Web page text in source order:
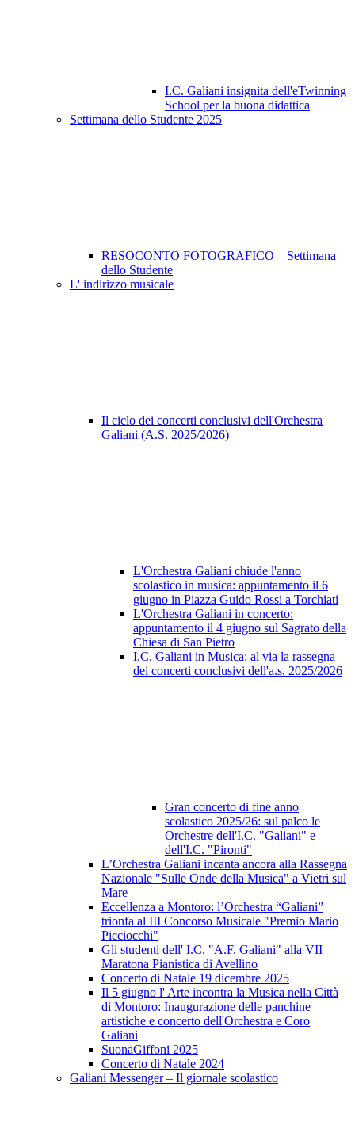
I.C. Galiani insignita dell'eTwinning
School per la buona didattica
Settimana dello Studente 2025
RESOCONTO FOTOGRAFICO – Settimana
dello Studente
L' indirizzo musicale
Il ciclo dei concerti conclusivi dell'Orchestra
Galiani (A.S. 2025/2026)
L'Orchestra Galiani chiude l'anno
scolastico in musica: appuntamento il 6
giugno in Piazza Guido Rossi a Torchiati
L'Orchestra Galiani in concerto:
appuntamento il 4 giugno sul Sagrato della
Chiesa di San Pietro
I.C. Galiani in Musica: al via la rassegna
dei concerti conclusivi dell'a.s. 2025/2026
Gran concerto di fine anno
scolastico 2025/26: sul palco le
Orchestre dell'I.C. "Galiani" e
dell'I.C. "Pironti"
L’Orchestra Galiani incanta ancora alla Rassegna
Nazionale "Sulle Onde della Musica" a Vietri sul
Mare
Eccellenza a Montoro: l’Orchestra “Galiani”
trionfa al III Concorso Musicale "Premio Mario
Picciocchi"
Gli studenti dell' I.C. "A.F. Galiani" alla VII
Maratona Pianistica di Avellino
Concerto di Natale 19 dicembre 2025
Il 5 giugno l' Arte incontra la Musica nella Città
di Montoro: Inaugurazione delle panchine
artistiche e concerto dell'Orchestra e Coro
Galiani
SuonaGiffoni 2025
Concerto di Natale 2024
Galiani Messenger – Il giornale scolastico